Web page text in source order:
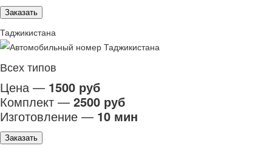
Заказать
Таджикистана
Всех типов
Цена — 1500 руб
Комплект — 2500 руб
Изготовление — 10 мин
Заказать